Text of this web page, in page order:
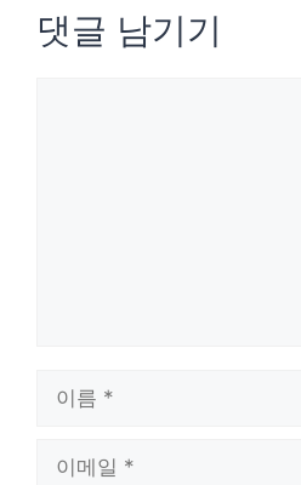
댓글 남기기